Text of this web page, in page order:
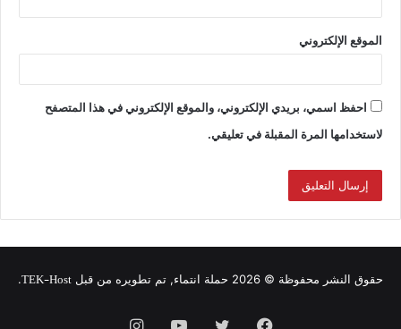
الموقع الإلكتروني
احفظ اسمي، بريدي الإلكتروني، والموقع الإلكتروني في هذا المتصفح
لاستخدامها المرة المقبلة في تعليقي.
حقوق النشر محفوظة © 2026 حملة انتماء, تم تطويره من قبل TEK-Host
.